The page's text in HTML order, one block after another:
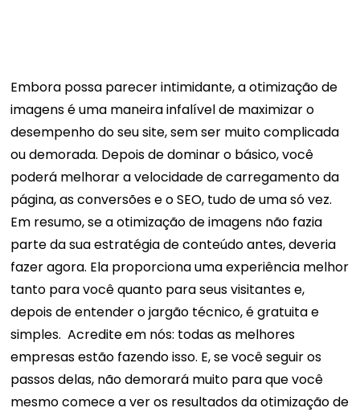
Embora possa parecer intimidante, a otimização de
imagens é uma maneira infalível de maximizar o
desempenho do seu site, sem ser muito complicada
ou demorada. Depois de dominar o básico, você
poderá melhorar a velocidade de carregamento da
página, as conversões e o SEO, tudo de uma só vez.
Em resumo, se a otimização de imagens não fazia
parte da sua estratégia de conteúdo antes, deveria
fazer agora. Ela proporciona uma experiência melhor
tanto para você quanto para seus visitantes e,
depois de entender o jargão técnico, é gratuita e
simples. Acredite em nós: todas as melhores
empresas estão fazendo isso. E, se você seguir os
passos delas, não demorará muito para que você
mesmo comece a ver os resultados da otimização de